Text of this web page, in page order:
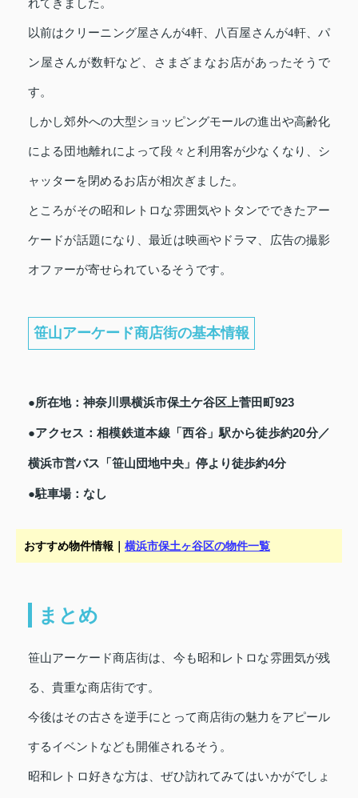
れてきました。
以前はクリーニング屋さんが4軒、八百屋さんが4軒、パ
ン屋さんが数軒など、さまざまなお店があったそうで
す。
しかし郊外への大型ショッピングモールの進出や高齢化
による団地離れによって段々と利用客が少なくなり、シ
ャッターを閉めるお店が相次ぎました。
ところがその昭和レトロな雰囲気やトタンでできたアー
ケードが話題になり、最近は映画やドラマ、広告の撮影
オファーが寄せられているそうです。
笹山アーケード商店街の基本情報
●所在地：神奈川県横浜市保土ケ谷区上菅田町923
●アクセス：相模鉄道本線「西谷」駅から徒歩約20分／
横浜市営バス「笹山団地中央」停より徒歩約4分
●駐車場：なし
おすすめ物件情報｜ 横浜市保土ヶ谷区の物件一覧
まとめ
笹山アーケード商店街は、今も昭和レトロな雰囲気が残
る、貴重な商店街です。
今後はその古さを逆手にとって商店街の魅力をアピール
するイベントなども開催されるそう。
昭和レトロ好きな方は、ぜひ訪れてみてはいかがでしょ